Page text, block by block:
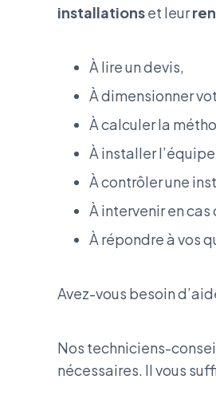
installationset leur
À lire un devis,
À dimensionner
À calculer la
À installer
À contrôler une
À intervenir en cas
À répondre à vos
Avez-vous besoin
Nos techniciens-
nécessaires. Il vous